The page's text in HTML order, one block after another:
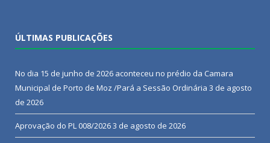
ÚLTIMAS PUBLICAÇÕES
No dia 15 de junho de 2026 aconteceu no prédio da Camara
Municipal de Porto de Moz /Pará a Sessão Ordinária 3 de agosto
de 2026
Aprovação do PL 008/20263 de agosto de 2026